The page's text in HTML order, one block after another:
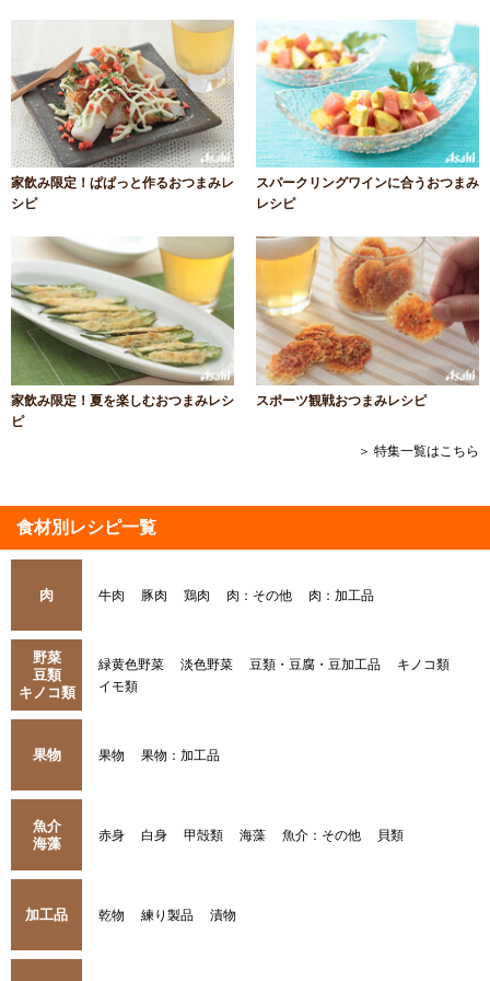
家飲み限定！ぱぱっと作るおつまみレ
シピ
スパークリングワインに合うおつまみ
レシピ
家飲み限定！夏を楽しむおつまみレシ
ピ
スポーツ観戦おつまみレシピ
＞ 特集一覧はこちら
食材別レシピ一覧
肉 牛肉 豚肉 鶏肉 肉：その他 肉：加工品
野菜
豆類
キノコ類
緑黄色野菜 淡色野菜 豆類・豆腐・豆加工品
キノコ類
イモ類
果物 果物 果物：加工品
魚介
海藻
赤身 白身 甲殻類 海藻 魚介：その他 貝類
加工品 乾物 練り製品 漬物